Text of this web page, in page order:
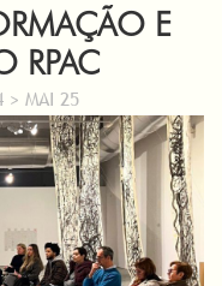
E
RPAC
> MAI 25